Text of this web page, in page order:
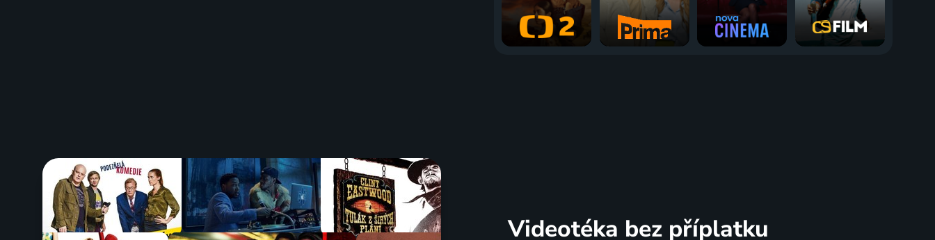
Videotéka bez příplatku